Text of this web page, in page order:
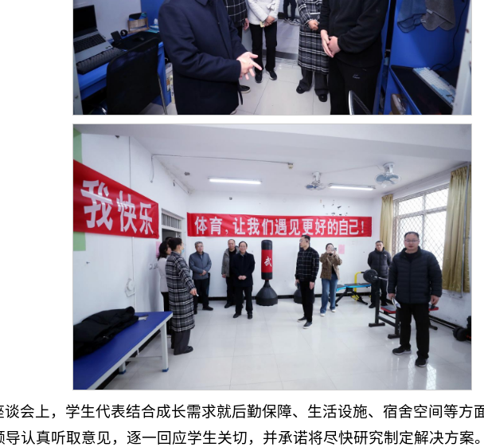
谈会上，学生代表结合成长需求就后勤保障、生活设施、宿舍空间等方
导认真听取意见，逐一回应学生关切，并承诺将尽快研究制定解决方案。